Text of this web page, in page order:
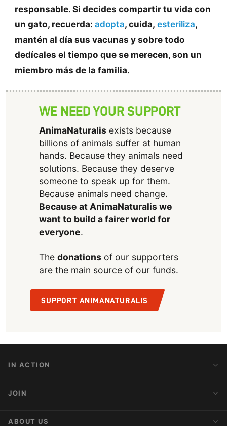
responsable. Si decides compartir tu vida con
un gato, recuerda: adopta, cuida, esteriliza,
mantén al día sus vacunas y sobre todo
dedícales el tiempo que se merecen, son un
miembro más de la familia.
WE NEED YOUR SUPPORT
AnimaNaturalisexists because
billions of animals suffer at human
hands. Because they animals need
solutions. Because they deserve
someone to speak up for them.
Because animals need change.
Because at AnimaNaturalis we
want to build a fairer world for
everyone.
The donationsof our supporters
are the main source of our funds.
SUPPORT ANIMANATURALIS
IN ACTION
Action Alerts
JOIN
Activist Network
ABOUT US